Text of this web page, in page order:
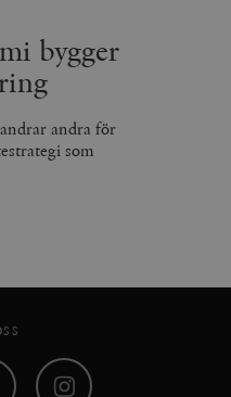
bygger
andra för
som